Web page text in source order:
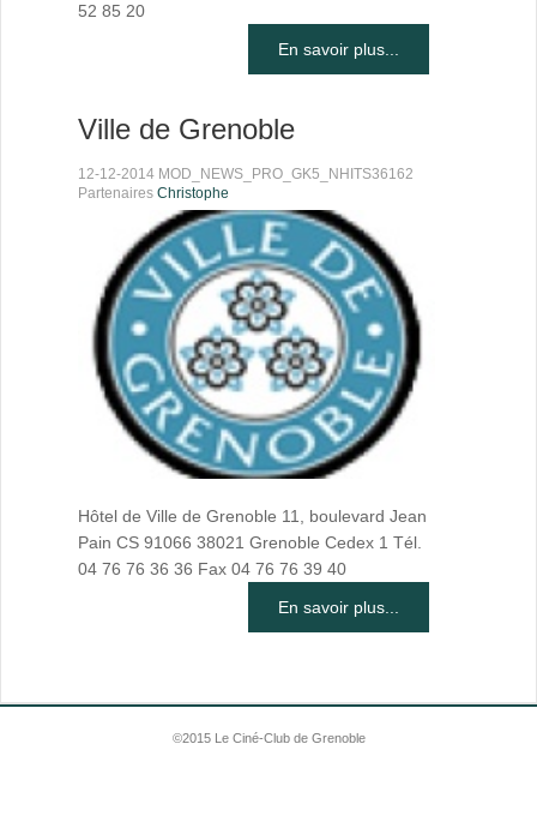
52 85 20
En savoir plus...
Ville de Grenoble
12-12-2014 MOD_NEWS_PRO_GK5_NHITS36162
Partenaires Christophe
Hôtel de Ville de Grenoble 11, boulevard Jean
Pain CS 91066 38021 Grenoble Cedex 1 Tél.
04 76 76 36 36 Fax 04 76 76 39 40
En savoir plus...
©2015 Le Ciné-Club de Grenoble